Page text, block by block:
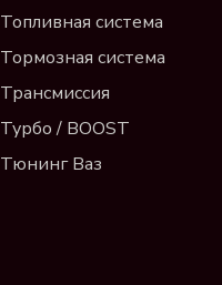
Топливная система
Тормозная система
Трансмиссия
Турбо / BOOST
Тюнинг Ваз